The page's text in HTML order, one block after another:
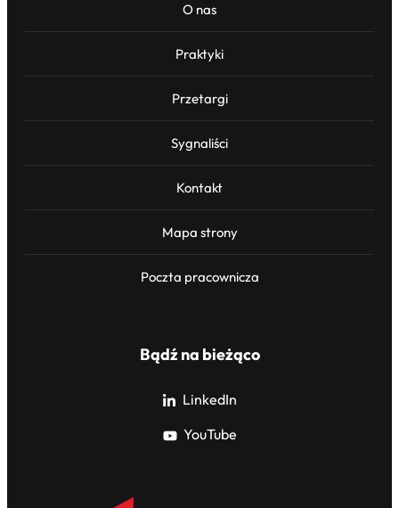
O nas
Praktyki
Przetargi
Sygnaliści
Kontakt
Mapa strony
Poczta pracownicza
Bądź na bieżąco
LinkedIn
YouTube